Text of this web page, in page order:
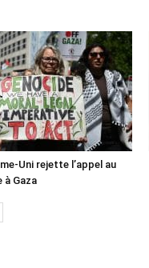
Uni rejette l’appel au
à Gaza